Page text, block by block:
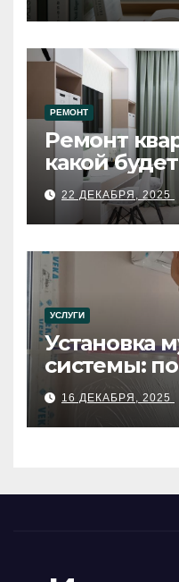
РЕМОНТ
Ремонт
какой
22 ДЕКАБРЯ, 2025
УСЛУГИ
Установка
системы:
руководство
16 ДЕКАБРЯ, 2025